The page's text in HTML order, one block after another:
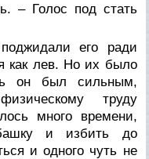
– Голос под стать
его ради
как лев. Но их было
он был сильным,
труду
много времени,
и избить до
и одного чуть не